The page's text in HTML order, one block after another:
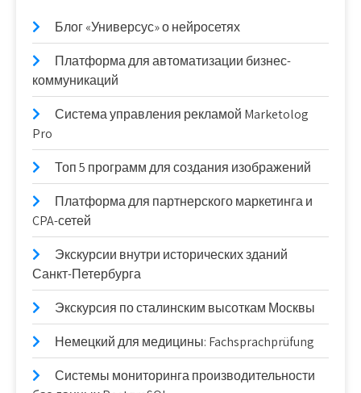
Блог «Универсус» о нейросетях
Платформа для автоматизации бизнес-
коммуникаций
Система управления рекламой Marketolog
Pro
Топ 5 программ для создания изображений
Платформа для партнерского маркетинга и
CPA-сетей
Экскурсии внутри исторических зданий
Санкт-Петербурга
Экскурсия по сталинским высоткам Москвы
Немецкий для медицины: Fachsprachprüfung
Системы мониторинга производительности